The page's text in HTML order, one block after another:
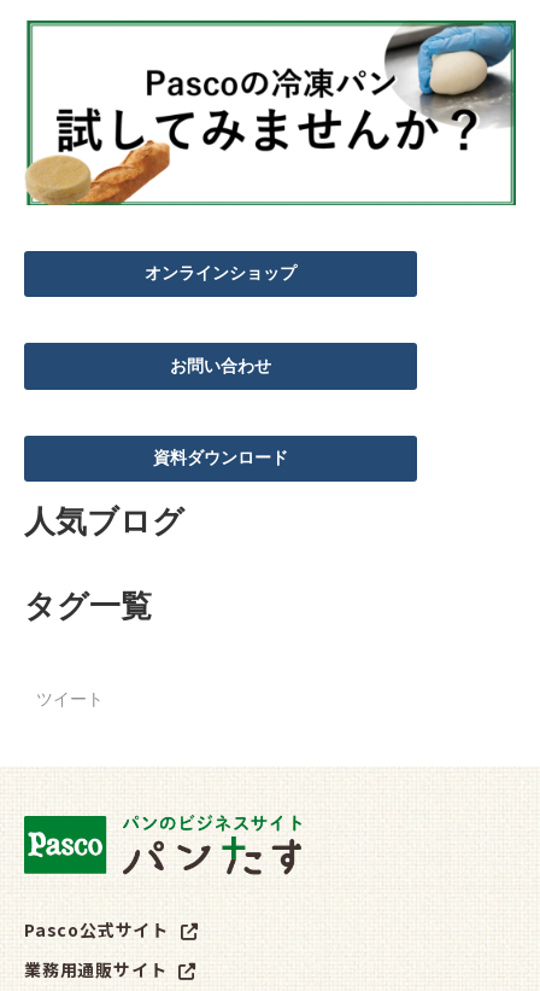
オンラインショップ
お問い合わせ
資料ダウンロード
人気ブログ
タグ一覧
ツイート
Pasco公式サイト
業務用通販サイト